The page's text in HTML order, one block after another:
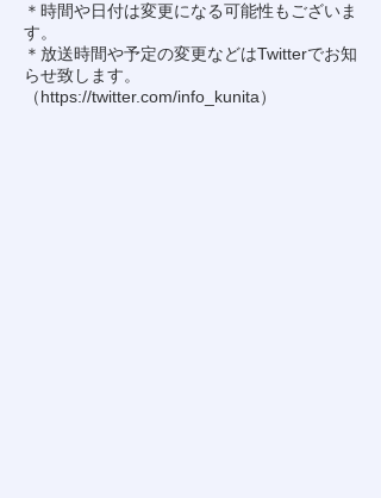
＊時間や日付は変更になる可能性もございま
す。
＊放送時間や予定の変更などはTwitterでお知
らせ致します。
（https://twitter.com/info_kunita）